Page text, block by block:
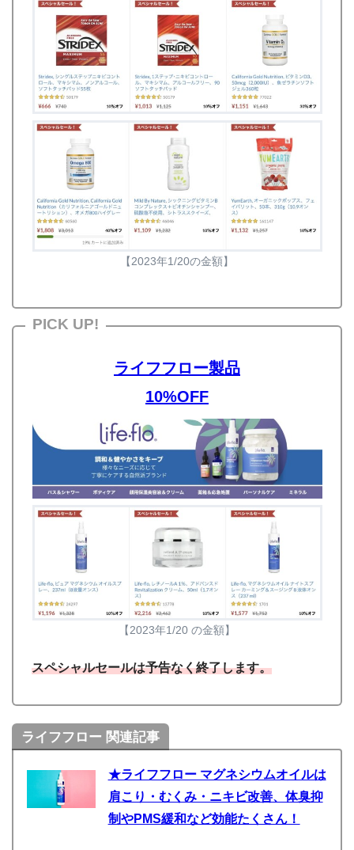
【2023年1/20の金額】
PICK UP!
ライフフロー製品
10%OFF
【2023年1/20 の金額】
スペシャルセールは予告なく終了します。
ライフフロー 関連記事
★ライフフロー マグネシウムオイルは
肩こり・むくみ・ニキビ改善、体臭抑
制やPMS緩和など効能たくさん！